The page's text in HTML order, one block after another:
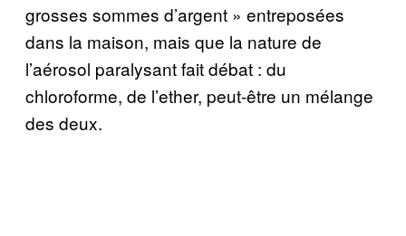
grosses sommes d’argent » entreposées
dans la maison, mais que la nature de
l’aérosol paralysant fait débat : du
chloroforme, de l’ether, peut-être un mélange
des deux.